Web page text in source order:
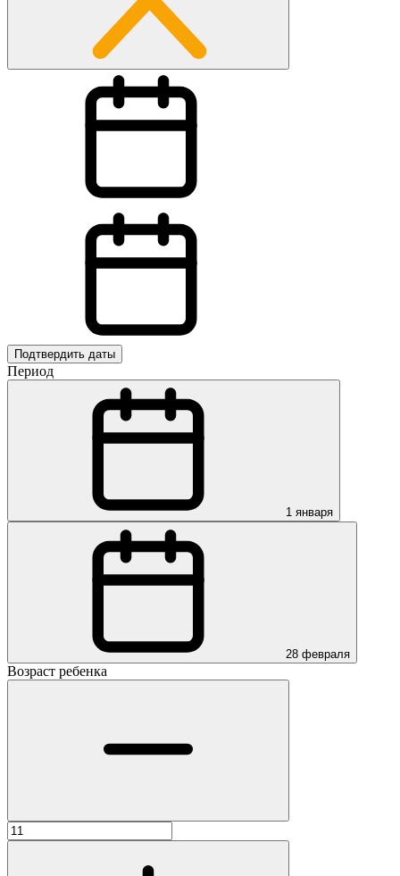
Подтвердить даты
Период
1 января
28 февраля
Возраст ребенка